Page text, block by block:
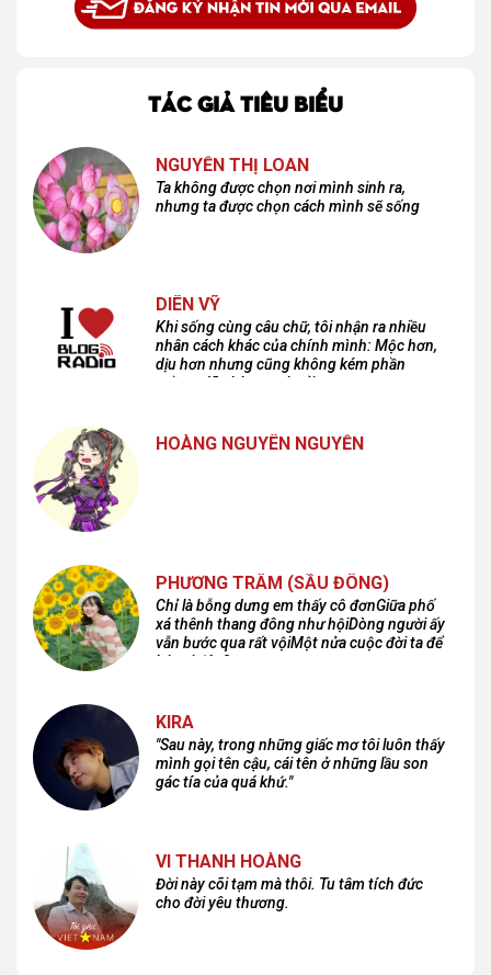
TÁC GIẢ TIÊU BIỂU
NGUYỄN THỊ LOAN
Ta không được chọn nơi mình sinh ra,
nhưng ta được chọn cách mình sẽ sống
DIÊN VỸ
Khi sống cùng câu chữ, tôi nhận ra nhiều
nhân cách khác của chính mình: Mộc hơn,
dịu hơn nhưng cũng không kém phần
cuồng dã và hoang hoải...
HOÀNG NGUYÊN NGUYỄN
PHƯƠNG TRÂM (SẦU ĐÔNG)
Chỉ là bỗng dưng em thấy cô đơnGiữa phố
xá thênh thang đông như hộiDòng người ấy
vẫn bước qua rất vộiMột nửa cuộc đời ta để
lại nơi đâu?
KIRA
"Sau này, trong những giấc mơ tôi luôn thấy
mình gọi tên cậu, cái tên ở những lầu son
gác tía của quá khứ."
VI THANH HOÀNG
Đời này cõi tạm mà thôi. Tu tâm tích đức
cho đời yêu thương.